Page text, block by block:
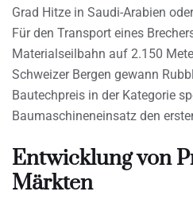
Grad Hitze in Saudi-Arabien
Für den Transport eines
Materialseilbahn auf 2.150
Schweizer Bergen gewann
Bautechpreis in der Kategorie
Baumaschineneinsatz den
Entwicklung von
Märkten